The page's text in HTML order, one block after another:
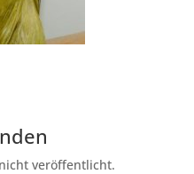
veröffentlicht.